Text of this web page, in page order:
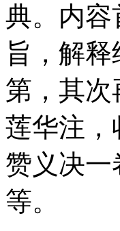
典。内容
旨，解
第，其
莲华注，
赞义决
等。